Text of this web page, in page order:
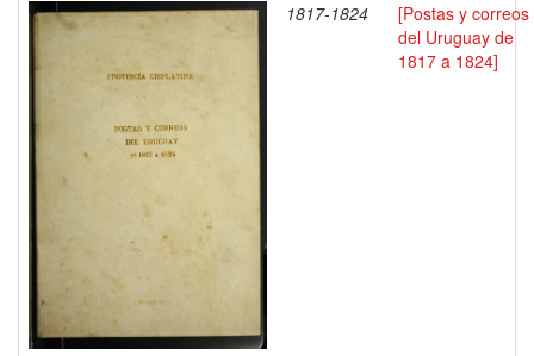
1817-1824
[Postas y correos
del Uruguay de
1817 a 1824]